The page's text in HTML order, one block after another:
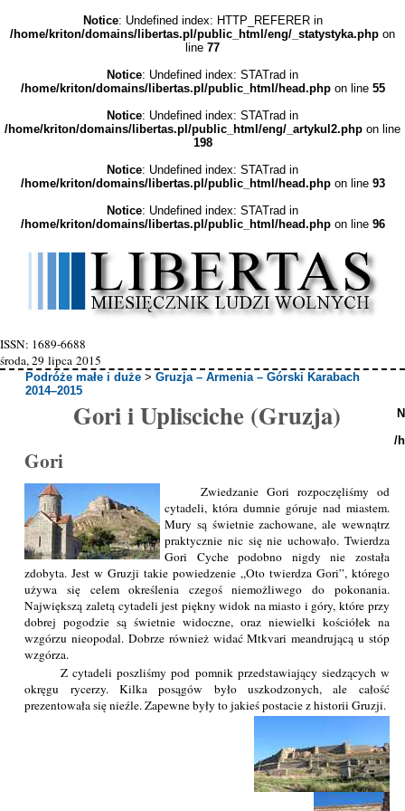
Notice: Undefined index: HTTP_REFERER in
/home/kriton/domains/libertas.pl/public_html/eng/_statystyka.php on
line 77
Notice: Undefined index: STATrad in
/home/kriton/domains/libertas.pl/public_html/head.phpon line 55
Notice: Undefined index: STATrad in
/home/kriton/domains/libertas.pl/public_html/eng/_artykul2.php on line
198
Notice: Undefined index: STATrad in
/home/kriton/domains/libertas.pl/public_html/head.phpon line 93
Notice: Undefined index: STATrad in
/home/kriton/domains/libertas.pl/public_html/head.phpon line 96
ISSN: 1689-6688
środa, 29 lipca 2015
Podróże małe i duże >Gruzja – Armenia – Górski Karabach
2014–2015
Gori i Uplisciche (Gruzja)
Gori
Zwiedzanie Gori rozpoczęliśmy od
cytadeli, która dumnie góruje nad miastem.
Mury są świetnie zachowane, ale wewnątrz
praktycznie nic się nie uchowało. Twierdza
Gori Cyche podobno nigdy nie została
zdobyta. Jest w Gruzji takie powiedzenie „Oto twierdza Gori”, którego
używa się celem określenia czegoś niemożliwego do pokonania.
Największą zaletą cytadeli jest piękny widok na miasto i góry, które przy
dobrej pogodzie są świetnie widoczne, oraz niewielki kościółek na
wzgórzu nieopodal. Dobrze również widać Mtkvari meandrującą u stóp
wzgórza.
Z cytadeli poszliśmy pod pomnik przedstawiający siedzących w
okręgu rycerzy. Kilka posągów było uszkodzonych, ale całość
prezentowała się nieźle. Zapewne były to jakieś postacie z historii Gruzji.
/